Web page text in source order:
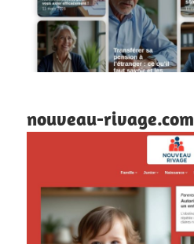
nouveau-rivage.com